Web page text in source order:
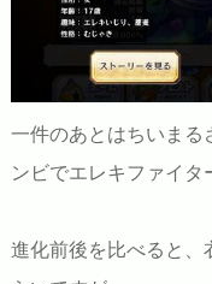
一件のあとはちいまる
ンビでエレキファイタ
進化前後を比べると、